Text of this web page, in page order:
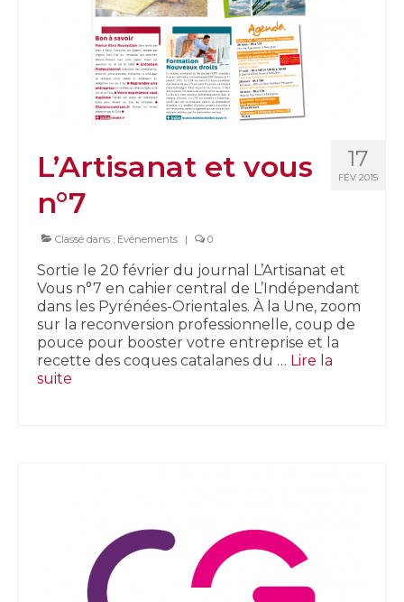
17
FÉV 2015
L’Artisanat et vous
n°7
Classé dans : Evénements | 0
Sortie le 20 février du journal L’Artisanat et
Vous n°7 en cahier central de L’Indépendant
dans les Pyrénées-Orientales. À la Une, zoom
sur la reconversion professionnelle, coup de
pouce pour booster votre entreprise et la
recette des coques catalanes du … Lire la
suite­­